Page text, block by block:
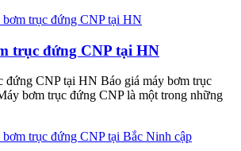
trục đứng CNP tại HN
đứng CNP tại HN Báo giá máy bơm trục
bơm trục đứng CNP là một trong những